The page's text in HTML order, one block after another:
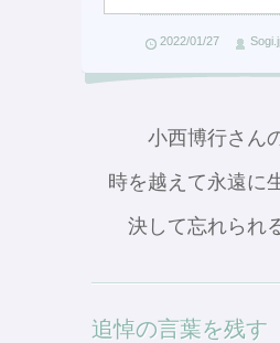
2022/01/27
小西博行さん
時を越えて永遠に
決して忘れられ
追悼の言葉を残す